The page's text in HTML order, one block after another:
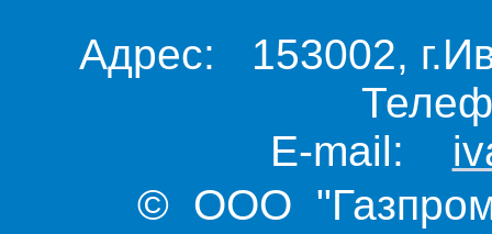
Адрес: 153002,
E-mail:
© ООО "Газпром